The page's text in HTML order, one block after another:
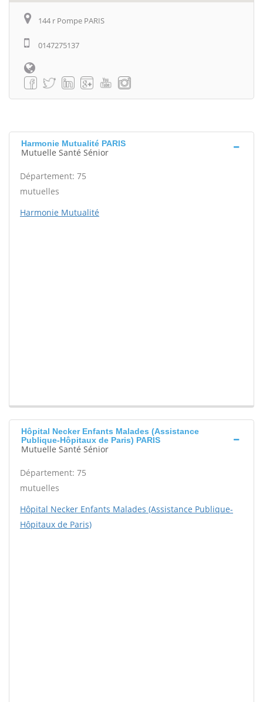
144 r Pompe PARIS
0147275137
Harmonie Mutualité PARIS
Mutuelle Santé Sénior
Département: 75
mutuelles
Harmonie Mutualité
Hôpital Necker Enfants Malades (Assistance
Publique-Hôpitaux de Paris) PARIS
Mutuelle Santé Sénior
Département: 75
mutuelles
Hôpital Necker Enfants Malades (Assistance Publique-
Hôpitaux de Paris)